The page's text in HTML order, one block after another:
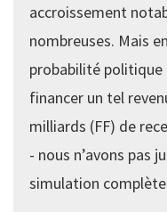
accroissement
nombreuses. Mais
probabilité politique
financer un tel
milliards (FF) de
- nous n’avons pas
simulation